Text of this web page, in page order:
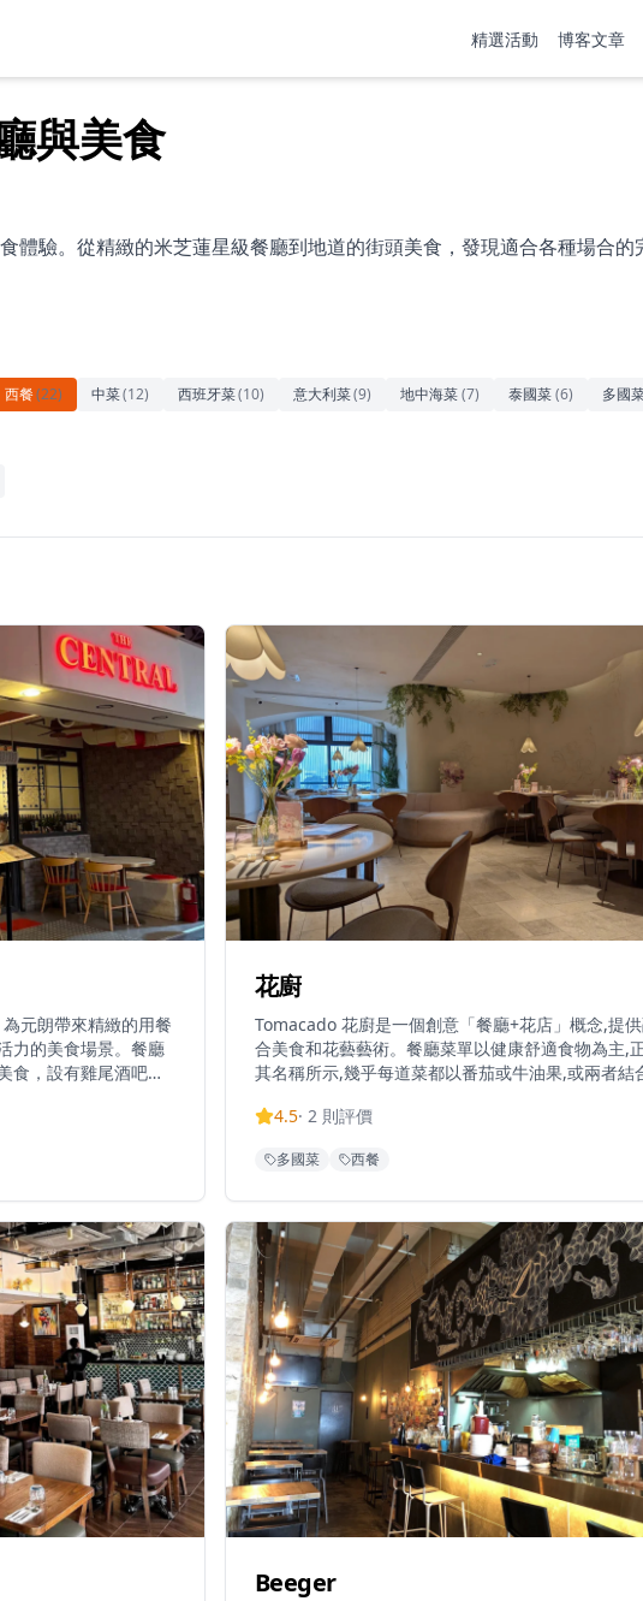
精選活動 博客文章
與美食
體驗。從精緻的米芝蓮星級餐廳到地道的街頭美食，發現適合各種場合的
西餐(22) 中菜(12) 西班牙菜(10) 意大利菜(9) 地中海菜(7) 泰國菜(6) 多國
元朗帶來精緻的用餐
力的美食場景。餐廳
食，設有雞尾酒吧，
精飲料均價50港元。
花廚
Tomacado 花廚是一個創意「餐廳+花店」概念,提
合美食和花藝藝術。餐廳菜單以健康舒適食物為主,
其名稱所示,幾乎每道菜都以番茄或牛油果,或兩者結
的用餐體驗。營業時間為星期一至日上午11時30分至
L2-06號舖,距離銅鑼灣地鐵站D4出口約5分鐘步行路
色彩繽紛的果味飲品。Tomacado 是一個連鎖品牌,
個城市設有13間分店。
4.5· 2 則評價
多國菜 西餐
Beeger